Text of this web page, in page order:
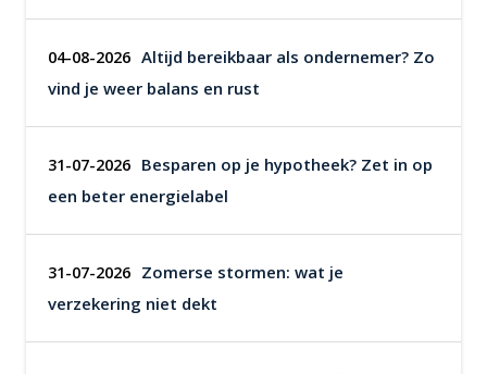
04-08-2026 Altijd bereikbaar als ondernemer? Zo
vind je weer balans en rust
31-07-2026 Besparen op je hypotheek? Zet in op
een beter energielabel
31-07-2026 Zomerse stormen: wat je
verzekering niet dekt